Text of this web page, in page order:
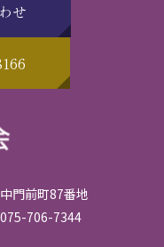
せ
門前町87番地
706-7344